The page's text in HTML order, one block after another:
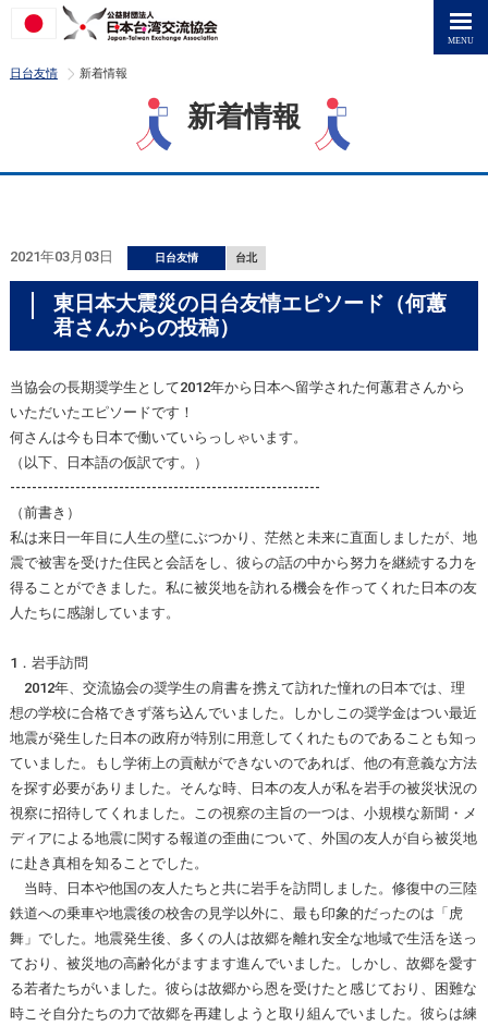
日台友情 >
新着情報
新着情報
2021年03月03日 日台友情 台北
東日本大震災の日台友情エピソード（何蕙
君さんからの投稿）
当協会の長期奨学生として2012年から日本へ留学された何蕙君さんから
いただいたエピソードです！
何さんは今も日本で働いていらっしゃいます。
（以下、日本語の仮訳です。）
---------------------------------------------------------
（前書き）
私は来日一年目に人生の壁にぶつかり、茫然と未来に直面しましたが、地
震で被害を受けた住民と会話をし、彼らの話の中から努力を継続する力を
得ることができました。私に被災地を訪れる機会を作ってくれた日本の友
人たちに感謝しています。
1．岩手訪問
2012年、交流協会の奨学生の肩書を携えて訪れた憧れの日本では、理
想の学校に合格できず落ち込んでいました。しかしこの奨学金はつい最近
地震が発生した日本の政府が特別に用意してくれたものであることも知っ
ていました。もし学術上の貢献ができないのであれば、他の有意義な方法
を探す必要がありました。そんな時、日本の友人が私を岩手の被災状況の
視察に招待してくれました。この視察の主旨の一つは、小規模な新聞・メ
ディアによる地震に関する報道の歪曲について、外国の友人が自ら被災地
に赴き真相を知ることでした。
当時、日本や他国の友人たちと共に岩手を訪問しました。修復中の三陸
鉄道への乗車や地震後の校舎の見学以外に、最も印象的だったのは「虎
舞」でした。地震発生後、多くの人は故郷を離れ安全な地域で生活を送っ
ており、被災地の高齢化がますます進んでいました。しかし、故郷を愛す
る若者たちがいました。彼らは故郷から恩を受けたと感じており、困難な
時こそ自分たちの力で故郷を再建しようと取り組んでいました。彼らは練